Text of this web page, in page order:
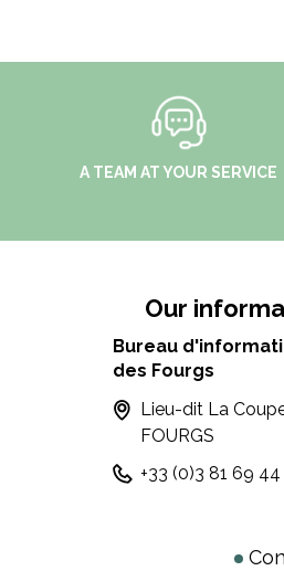
A TEAM AT YOUR SERVICE
Our
Bureau
des Fourgs
Lieu-dit La
FOURGS
+33 (0)3 81 69 44